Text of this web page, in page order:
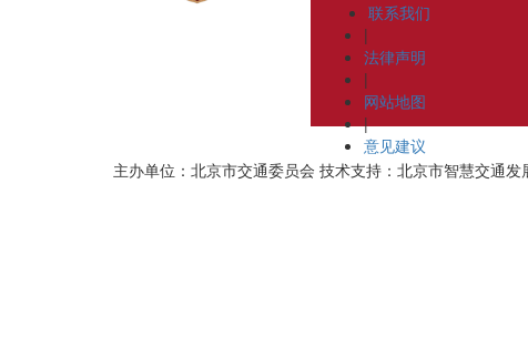
联系我们
|
法律声明
|
网站地图
|
意见建议
主办单位：北京市交通委员会 技术支持：北京市智慧交通发